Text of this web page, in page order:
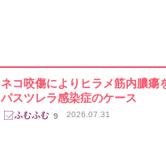
ネコ咬傷によりヒラメ筋内膿瘍
パスツレラ感染症のケース
9 2026.07.31